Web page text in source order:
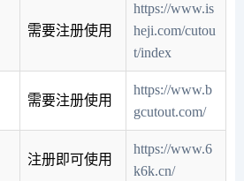
需要注册使用
https://www.is
heji.com/cutou
t/index
需要注册使用
https://www.b
gcutout.com/
注册即可使用
https://www.6
k6k.cn/